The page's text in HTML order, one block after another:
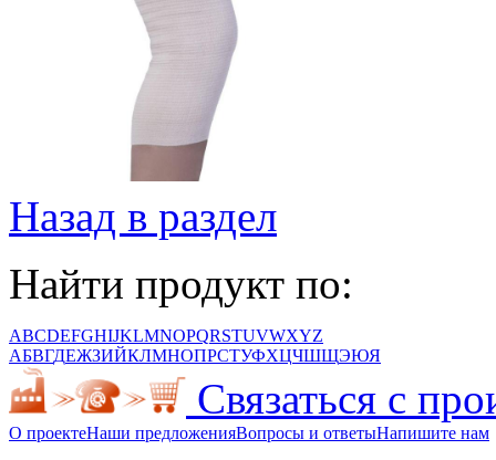
Назад в раздел
Найти продукт по:
ABCDEFGHIJKLMNOPQRSTUVWXYZ
АБВГДЕЖЗИЙКЛМНОПРСТУФХЦЧШЩЭЮЯ
Связаться с
О проектеНаши предложенияВопросы и ответыНапишите нам